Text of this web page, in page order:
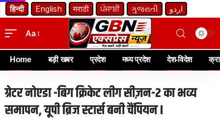
हिन्दी English मराठी ਪੰਜਾਬੀ ગુજરાતી اردو
Aa
Home बड़ी खबर प्रदेश मध्य प्रदेश देश-विदेश
ग्रेटर नोएडा -बिग क्रिकेट लीग सीज़न-2 का भव्य
समापन, यूपी ब्रिज स्टार्स बनी चैंपियन I